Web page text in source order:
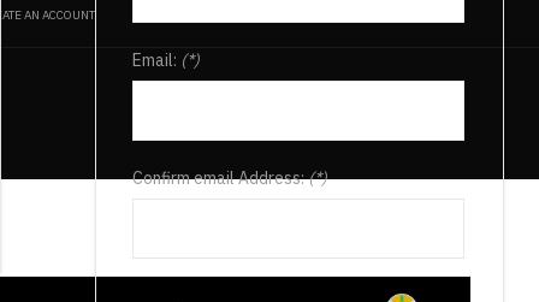
AN ACCOUNT
Email: (*)
Confirm email Address:(*)